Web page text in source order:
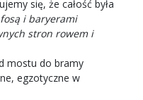
się, że całość była
i baryerami
stron rowem i
mostu do bramy
egzotyczne w